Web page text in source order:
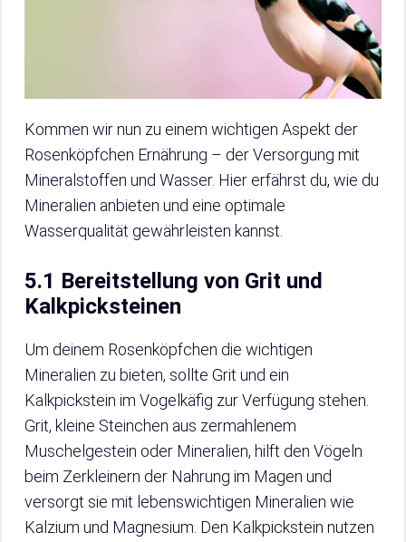
Kommen wir nun zu einem wichtigen Aspekt der
Rosenköpfchen Ernährung – der Versorgung mit
Mineralstoffen und Wasser. Hier erfährst du, wie du
Mineralien anbieten und eine optimale
Wasserqualität gewährleisten kannst.
5.1 Bereitstellung von Grit und
Kalkpicksteinen
Um deinem Rosenköpfchen die wichtigen
Mineralien zu bieten, sollte Grit und ein
Kalkpickstein im Vogelkäfig zur Verfügung stehen.
Grit, kleine Steinchen aus zermahlenem
Muschelgestein oder Mineralien, hilft den Vögeln
beim Zerkleinern der Nahrung im Magen und
versorgt sie mit lebenswichtigen Mineralien wie
Kalzium und Magnesium. Den Kalkpickstein nutzen